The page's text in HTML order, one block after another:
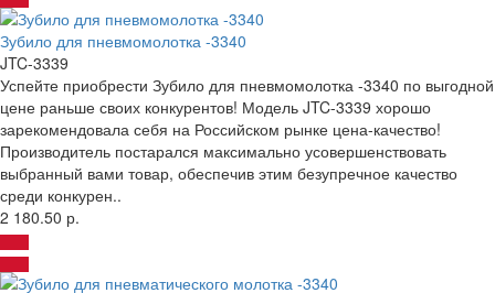
Зубило для пневмомолотка -3340
JTC-3339
Успейте приобрести Зубило для пневмомолотка -3340 по выгодной
цене раньше своих конкурентов! Модель JTC-3339 хорошо
зарекомендовала себя на Российском рынке цена-качество!
Производитель постарался максимально усовершенствовать
выбранный вами товар, обеспечив этим безупречное качество
среди конкурен..
2 180.50 р.